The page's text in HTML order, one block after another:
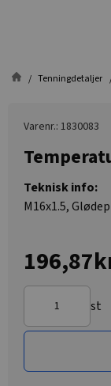
Tenningdetaljer
Varenr.: 1830083
Teknisk info:
M16x1.5,
st